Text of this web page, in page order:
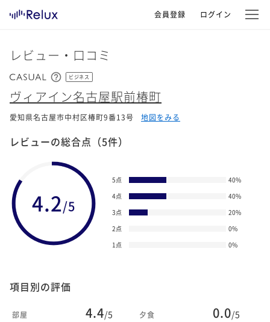
会員登録 ログイン
レビュー・口コミ
ビジネス
ヴィアイン名古屋駅前椿町
愛知県名古屋市中村区椿町9番13号 地図をみる
レビューの総合点 （5件）
4.2/5
5点 40%
4点
40%
3点
20%
2点
0%
1点
0%
項目別の評価
部屋 4.4/5 夕食 0.0/5